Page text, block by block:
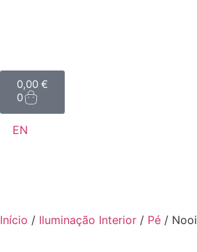
0,00 €
0
EN
Início / Iluminação Interior / Pé / Nooi